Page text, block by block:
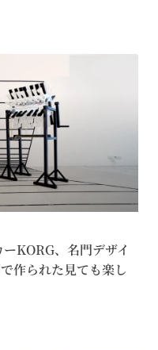
KORG、名門デザイ
作られた見ても楽し